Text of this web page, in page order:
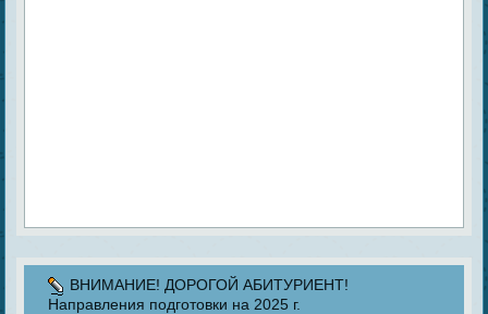
ВНИМАНИЕ! ДОРОГОЙ АБИТУРИЕНТ!
Направления подготовки на 2025 г.